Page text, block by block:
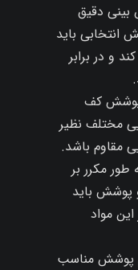
دقیق
انتخابی باید
و در برابر
پوشش کف
مختلف نظیر
مقاوم باشد.
مکرر بر
باید
مواد
پوشش مناسب